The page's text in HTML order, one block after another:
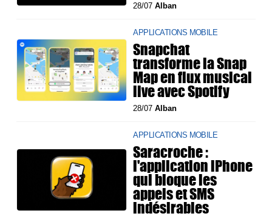
28/07Alban
APPLICATIONS MOBILE
Snapchat
transforme la Snap
Map en flux musical
live avec Spotify
28/07Alban
APPLICATIONS MOBILE
Saracroche :
l'application iPhone
qui bloque les
appels et SMS
indésirables